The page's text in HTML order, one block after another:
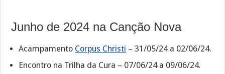
Junho de 2024 na Canção Nova
Acampamento Corpus Christi – 31/05/24 a 02/06/24.
Encontro na Trilha da Cura – 07/06/24 a 09/06/24.